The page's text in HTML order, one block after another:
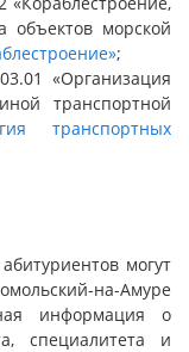
объектов морской
;
«Организация
транспортной
транспортных
могут
на-Амуре
информация о
специалитета и